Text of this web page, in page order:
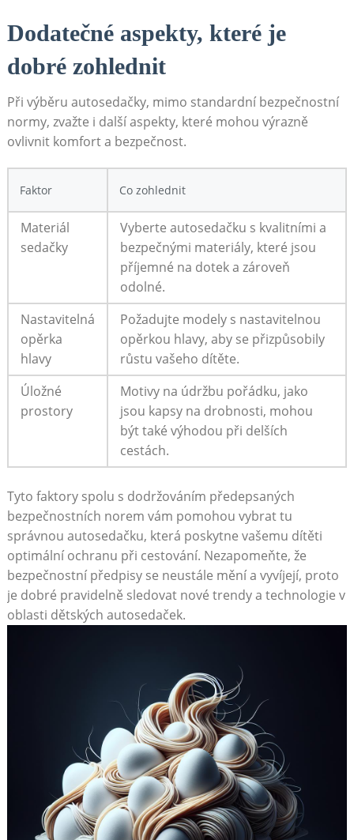
Dodatečné aspekty, které je
dobré zohlednit
Při výběru autosedačky,‍ mimo standardní bezpečnostní
normy, zvažte i další⁣ aspekty, které mohou výrazně⁢
ovlivnit ⁤komfort a bezpečnost.
Faktor Co zohlednit
Materiál
sedačky
Vyberte​ autosedačku s kvalitními a
bezpečnými materiály, které ​jsou
příjemné ‍na ​dotek a zároveň
odolné.
Nastavitelná
⁢opěrka
hlavy
Požadujte modely s nastavitelnou
‍opěrkou hlavy, aby se přizpůsobily
růstu vašeho dítěte.
Úložné
prostory
Motivy na údržbu pořádku, jako
jsou kapsy na drobnosti, mohou
být také výhodou při delších
cestách.
Tyto faktory spolu s ‍dodržováním předepsaných
bezpečnostních norem vám pomohou vybrat tu
správnou autosedačku, která poskytne⁢ vašemu dítěti
optimální ochranu při⁢ cestování. Nezapomeňte, že
bezpečnostní ‌předpisy ⁤se neustále mění⁢ a vyvíjejí, proto
je dobré pravidelně sledovat nové trendy a‌ technologie v
oblasti dětských autosedaček.